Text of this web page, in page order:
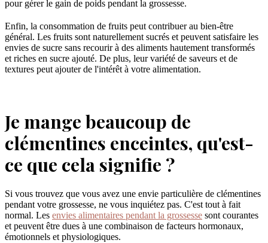
pour gérer le gain de poids pendant la grossesse.
Enfin, la consommation de fruits peut contribuer au bien-être
général. Les fruits sont naturellement sucrés et peuvent satisfaire les
envies de sucre sans recourir à des aliments hautement transformés
et riches en sucre ajouté. De plus, leur variété de saveurs et de
textures peut ajouter de l'intérêt à votre alimentation.
Je mange beaucoup de
clémentines enceintes, qu'est-
ce que cela signifie ?
Si vous trouvez que vous avez une envie particulière de clémentines
pendant votre grossesse, ne vous inquiétez pas. C'est tout à fait
normal. Les envies alimentaires pendant la grossesse sont courantes
et peuvent être dues à une combinaison de facteurs hormonaux,
émotionnels et physiologiques.